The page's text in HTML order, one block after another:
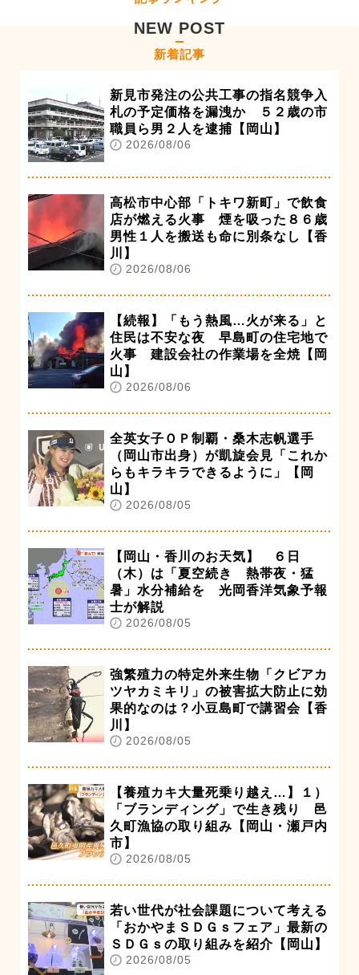
NEW POST
新着記事
新見市発注の公共工事の指名競争入
札の予定価格を漏洩か ５２歳の市
職員ら男２人を逮捕【岡山】
2026/08/06
高松市中心部「トキワ新町」で飲食
店が燃える火事 煙を吸った８６歳
男性１人を搬送も命に別条なし【香
川】
2026/08/06
【続報】「もう熱風…火が来る」と
住民は不安な夜 早島町の住宅地で
火事 建設会社の作業場を全焼【岡
山】
2026/08/06
全英女子ＯＰ制覇・桑木志帆選手
（岡山市出身）が凱旋会見「これか
らもキラキラできるように」【岡
山】
2026/08/05
【岡山・香川のお天気】 ６日
（木）は「夏空続き 熱帯夜・猛
暑」水分補給を 光岡香洋気象予報
士が解説
2026/08/05
強繁殖力の特定外来生物「クビアカ
ツヤカミキリ」の被害拡大防止に効
果的なのは？小豆島町で講習会【香
川】
2026/08/05
【養殖カキ大量死乗り越え…】１）
「ブランディング」で生き残り 邑
久町漁協の取り組み【岡山・瀬戸内
市】
2026/08/05
若い世代が社会課題について考える
「おかやまＳＤＧｓフェア」最新の
ＳＤＧｓの取り組みを紹介【岡山】
2026/08/05